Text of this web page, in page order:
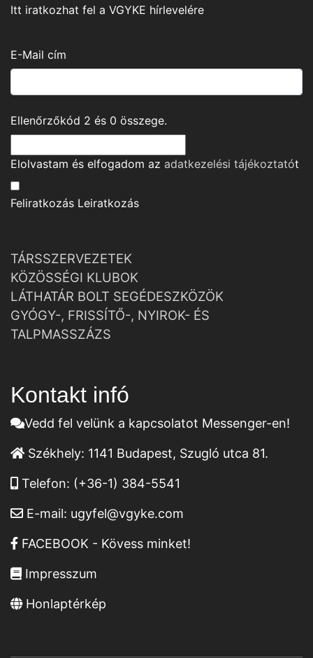
Itt iratkozhat fel a VGYKE hírlevelére
E-Mail cím
Ellenőrzőkód 2 és 0 összege.
Elolvastam és elfogadom az adatkezelési tájékoztatót
Feliratkozás Leiratkozás
TÁRSSZERVEZETEK
KÖZÖSSÉGI KLUBOK
LÁTHATÁR BOLT SEGÉDESZKÖZÖK
GYÓGY-, FRISSÍTŐ-, NYIROK- ÉS
TALPMASSZÁZS
Kontakt infó
Vedd fel velünk a kapcsolatot Messenger-en!
Székhely: 1141 Budapest, Szugló utca 81.
Telefon: (+36-1) 384-5541
E-mail: ugyfel@vgyke.com
FACEBOOK - Kövess minket!
Impresszum
Honlaptérkép